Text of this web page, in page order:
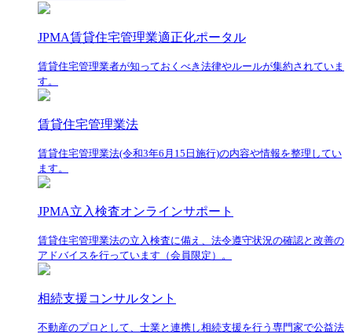
JPMA賃貸住宅管理業適正化ポータル
賃貸住宅管理業者が知っておくべき法律やルールが集約されていま
す。
賃貸住宅管理業法
賃貸住宅管理業法(令和3年6月15日施行)の内容や情報を整理してい
ます。
JPMA立入検査オンラインサポート
賃貸住宅管理業法の立入検査に備え、法令遵守状況の確認と改善の
アドバイスを行っています（会員限定）。
相続支援コンサルタント
不動産のプロとして、士業と連携し相続支援を行う専門家で公益法